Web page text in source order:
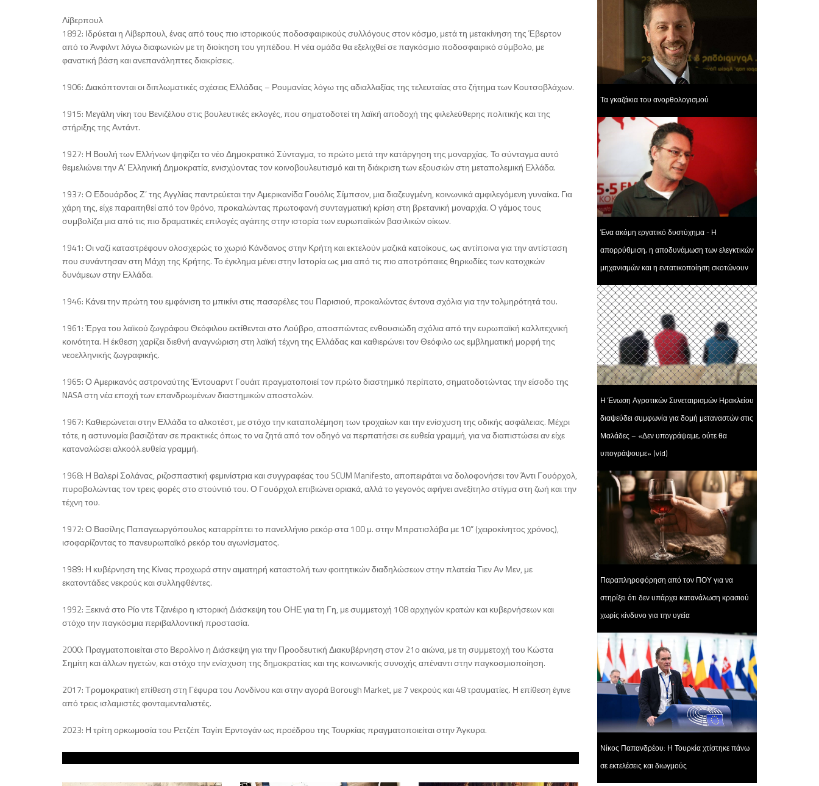
Λίβερπουλ
1892: Ιδρύεται η Λίβερπουλ, ένας από τους πιο ιστορικούς ποδοσφαιρικούς συλλόγους στον κόσμο, μετά τη μετακίνηση της Έβερτον
από το Άνφιλντ λόγω διαφωνιών με τη διοίκηση του γηπέδου. Η νέα ομάδα θα εξελιχθεί σε παγκόσμιο ποδοσφαιρικό σύμβολο, με
φανατική βάση και ανεπανάληπτες διακρίσεις.
1906: Διακόπτονται οι διπλωματικές σχέσεις Ελλάδας – Ρουμανίας λόγω της αδιαλλαξίας της τελευταίας στο ζήτημα των Κουτσοβλάχων.
1915: Μεγάλη νίκη του Βενιζέλου στις βουλευτικές εκλογές, που σηματοδοτεί τη λαϊκή αποδοχή της φιλελεύθερης πολιτικής και της
στήριξης της Αντάντ.
1927: Η Βουλή των Ελλήνων ψηφίζει το νέο Δημοκρατικό Σύνταγμα, το πρώτο μετά την κατάργηση της μοναρχίας. Το σύνταγμα αυτό
θεμελιώνει την Α’ Ελληνική Δημοκρατία, ενισχύοντας τον κοινοβουλευτισμό και τη διάκριση των εξουσιών στη μεταπολεμική Ελλάδα.
1937: Ο Εδουάρδος Ζ’ της Αγγλίας παντρεύεται την Αμερικανίδα Γουόλις Σίμπσον, μια διαζευγμένη, κοινωνικά αμφιλεγόμενη γυναίκα. Για
χάρη της, είχε παραιτηθεί από τον θρόνο, προκαλώντας πρωτοφανή συνταγματική κρίση στη βρετανική μοναρχία. Ο γάμος τους
συμβολίζει μια από τις πιο δραματικές επιλογές αγάπης στην ιστορία των ευρωπαϊκών βασιλικών οίκων.
1941: Οι ναζί καταστρέφουν ολοσχερώς το χωριό Κάνδανος στην Κρήτη και εκτελούν μαζικά κατοίκους, ως αντίποινα για την αντίσταση
που συνάντησαν στη Μάχη της Κρήτης. Το έγκλημα μένει στην Ιστορία ως μια από τις πιο αποτρόπαιες θηριωδίες των κατοχικών
δυνάμεων στην Ελλάδα.
1946: Κάνει την πρώτη του εμφάνιση το μπικίνι στις πασαρέλες του Παρισιού, προκαλώντας έντονα σχόλια για την τολμηρότητά του.
1961: Έργα του λαϊκού ζωγράφου Θεόφιλου εκτίθενται στο Λούβρο, αποσπώντας ενθουσιώδη σχόλια από την ευρωπαϊκή καλλιτεχνική
κοινότητα. Η έκθεση χαρίζει διεθνή αναγνώριση στη λαϊκή τέχνη της Ελλάδας και καθιερώνει τον Θεόφιλο ως εμβληματική μορφή της
νεοελληνικής ζωγραφικής.
1965: Ο Αμερικανός αστροναύτης Έντουαρντ Γουάιτ πραγματοποιεί τον πρώτο διαστημικό περίπατο, σηματοδοτώντας την είσοδο της
NASA στη νέα εποχή των επανδρωμένων διαστημικών αποστολών.
1967: Καθιερώνεται στην Ελλάδα το αλκοτέστ, με στόχο την καταπολέμηση των τροχαίων και την ενίσχυση της οδικής ασφάλειας. Μέχρι
τότε, η αστυνομία βασιζόταν σε πρακτικές όπως το να ζητά από τον οδηγό να περπατήσει σε ευθεία γραμμή, για να διαπιστώσει αν είχε
καταναλώσει αλκοόλ.ευθεία γραμμή.
1968: Η Βαλερί Σολάνας, ριζοσπαστική φεμινίστρια και συγγραφέας του SCUM Manifesto, αποπειράται να δολοφονήσει τον Άντι Γουόρχολ,
πυροβολώντας τον τρεις φορές στο στούντιό του. Ο Γουόρχολ επιβιώνει οριακά, αλλά το γεγονός αφήνει ανεξίτηλο στίγμα στη ζωή και την
τέχνη του.
1972: Ο Βασίλης Παπαγεωργόπουλος καταρρίπτει το πανελλήνιο ρεκόρ στα 100 μ. στην Μπρατισλάβα με 10” (χειροκίνητος χρόνος),
ισοφαρίζοντας το πανευρωπαϊκό ρεκόρ του αγωνίσματος.
1989: Η κυβέρνηση της Κίνας προχωρά στην αιματηρή καταστολή των φοιτητικών διαδηλώσεων στην πλατεία Τιεν Αν Μεν, με
εκατοντάδες νεκρούς και συλληφθέντες.
1992: Ξεκινά στο Ρίο ντε Τζανέιρο η ιστορική Διάσκεψη του ΟΗΕ για τη Γη, με συμμετοχή 108 αρχηγών κρατών και κυβερνήσεων και
στόχο την παγκόσμια περιβαλλοντική προστασία.
2000: Πραγματοποιείται στο Βερολίνο η Διάσκεψη για την Προοδευτική Διακυβέρνηση στον 21ο αιώνα, με τη συμμετοχή του Κώστα
Σημίτη και άλλων ηγετών, και στόχο την ενίσχυση της δημοκρατίας και της κοινωνικής συνοχής απέναντι στην παγκοσμιοποίηση.
2017: Τρομοκρατική επίθεση στη Γέφυρα του Λονδίνου και στην αγορά Borough Market, με 7 νεκρούς και 48 τραυματίες. Η επίθεση έγινε
από τρεις ισλαμιστές φονταμενταλιστές.
2023: Η τρίτη ορκωμοσία του Ρετζέπ Ταγίπ Ερντογάν ως προέδρου της Τουρκίας πραγματοποιείται στην Άγκυρα.
Τα γκαζάκια του ανορθολογισμού
Ένα ακόμη εργατικό δυστύχημα - Η
απορρύθμιση, η αποδυνάμωση των ελεγκτικών
μηχανισμών και η εντατικοποίηση σκοτώνουν
Η Ένωση Αγροτικών Συνεταιρισμών Ηρακλείου
διαψεύδει συμφωνία για δομή μεταναστών στις
Μαλάδες – «Δεν υπογράψαμε, ούτε θα
υπογράψουμε» (vid)
Παραπληροφόρηση από τον ΠΟΥ για να
στηρίξει ότι δεν υπάρχει κατανάλωση κρασιού
χωρίς κίνδυνο για την υγεία
Νίκος Παπανδρέου: Η Τουρκία χτίστηκε πάνω
σε εκτελέσεις και διωγμούς